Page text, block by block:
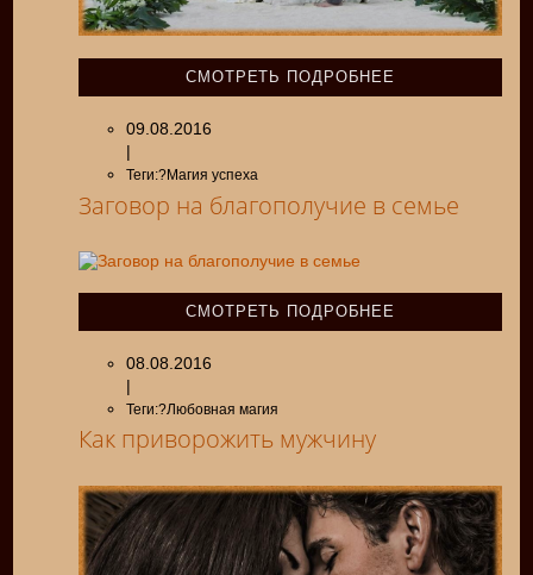
СМОТРЕТЬ ПОДРОБНЕЕ
09.08.2016
|
Теги:?Магия успеха
Заговор на благополучие в семье
СМОТРЕТЬ ПОДРОБНЕЕ
08.08.2016
|
Теги:?Любовная магия
Как приворожить мужчину